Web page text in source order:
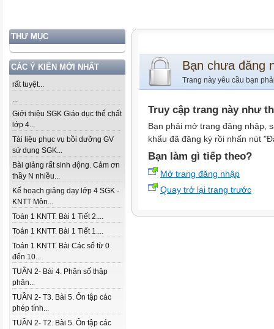
THƯ MỤC
CÁC Ý KIẾN MỚI NHẤT
rất tuyệt...
...
Giới thiệu SGK Giáo dục thể chất
lớp 4...
Tài liệu phục vụ bồi dưỡng GV
sử dụng SGK...
Bài giảng rất sinh động. Cảm ơn
thầy N nhiều...
Kế hoạch giảng dạy lớp 4 SGK -
KNTT Môn...
Toán 1 KNTT. Bài 1 Tiết 2....
Toán 1 KNTT. Bài 1 Tiết 1....
Toán 1 KNTT. Bài Các số từ 0
đến 10...
TUẦN 2- Bài 4. Phân số thập
phân...
TUẦN 2- T3. Bài 5. Ôn tập các
phép tính...
TUẦN 2- T2. Bài 5. Ôn tập các
Bạn chưa đăng
Trang này yêu cầu bạn
Truy cập trang này như
Bạn phải mở trang đăng nhập,
khẩu đã đăng ký rồi nhấn nút
Bạn làm gì tiếp theo?
Mở trang đăng nhập
Quay trở lại trang trước